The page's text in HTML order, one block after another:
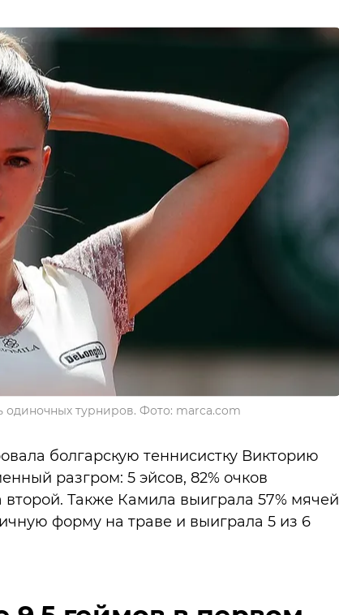
турниров. Фото: marca.com
болгарскую теннисистку Викторию
разгром: 5 эйсов, 82% очков
Также Камила выиграла 57% мячей
форму на траве и выиграла 5 из 6